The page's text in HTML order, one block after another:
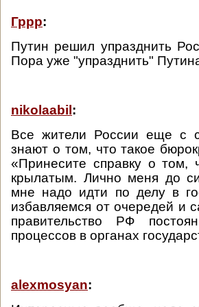
Гррр:
Путин решил упразднить
Пора уже "упразднить"
nikolaabil :
Все жители России еще с
знают о том, что такое
«Принесите справку о том,
крылатым. Лично меня до
мне надо идти по делу в
избавляемся от очередей и
правительство РФ
процессов в органах
alexmosyan: